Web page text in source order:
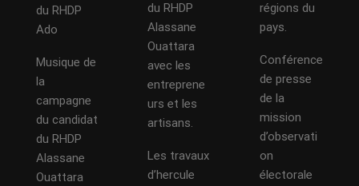
du RHDP
Ado
Musique de
la
campagne
du candidat
du RHDP
Alassane
Ouattara
du RHDP
Alassane
Ouattara
avec les
entreprene
urs et les
artisans.
Les travaux
d’hercule
régions du
pays.
Conférence
de presse
de la
mission
d’observati
on
électorale